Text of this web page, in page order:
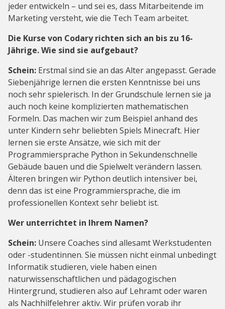
jeder entwickeln – und sei es, dass Mitarbeitende im
Marketing versteht, wie die Tech Team arbeitet.
Die Kurse von Codary richten sich an bis zu 16-
Jährige. Wie sind sie aufgebaut?
Schein: Erstmal sind sie an das Alter angepasst. Gerade
Siebenjährige lernen die ersten Kenntnisse bei uns
noch sehr spielerisch. In der Grundschule lernen sie ja
auch noch keine komplizierten mathematischen
Formeln. Das machen wir zum Beispiel anhand des
unter Kindern sehr beliebten Spiels Minecraft. Hier
lernen sie erste Ansätze, wie sich mit der
Programmiersprache Python in Sekundenschnelle
Gebäude bauen und die Spielwelt verändern lassen.
Älteren bringen wir Python deutlich intensiver bei,
denn das ist eine Programmiersprache, die im
professionellen Kontext sehr beliebt ist.
Wer unterrichtet in Ihrem Namen?
Schein: Unsere Coaches sind allesamt Werkstudenten
oder -studentinnen. Sie müssen nicht einmal unbedingt
Informatik studieren, viele haben einen
naturwissenschaftlichen und pädagogischen
Hintergrund, studieren also auf Lehramt oder waren
als Nachhilfelehrer aktiv. Wir prüfen vorab ihr